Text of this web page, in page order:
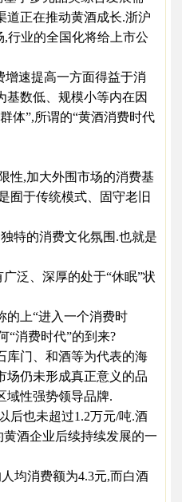
道正在推动黄酒成长.浙沪
,行业的全国化将给上市公
速提高一方面得益于消
基数低、规模小等内在因
体”,所谓的“黄酒消费时代
,加大外围市场的消费基
囿于传统模式、固守老旧
特的消费文化氛围.也就是
泛、深厚的处于“休眠”状
上“进入一个消费时
“消费时代”的到来?
门、和酒等为代表的海
场仍未形成真正意义的品
域性强势领导品牌.
也未超过1.2万元/吨.酒
酒企业后续持续发展的一
均消费额为4.3元,而白酒